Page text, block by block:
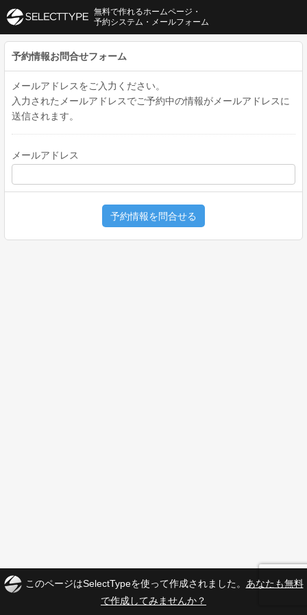
予約情報お問合せフォーム
メールアドレスをご入力ください。
入力されたメールアドレスでご予約中の情報がメールアドレスに
送信されます。
メールアドレス
予約情報を問合せる
無料で作れるホームページ・
予約システム・メールフォーム
このページはSelectTypeを使って作成されました。 あなたも無料
で作成してみませんか？